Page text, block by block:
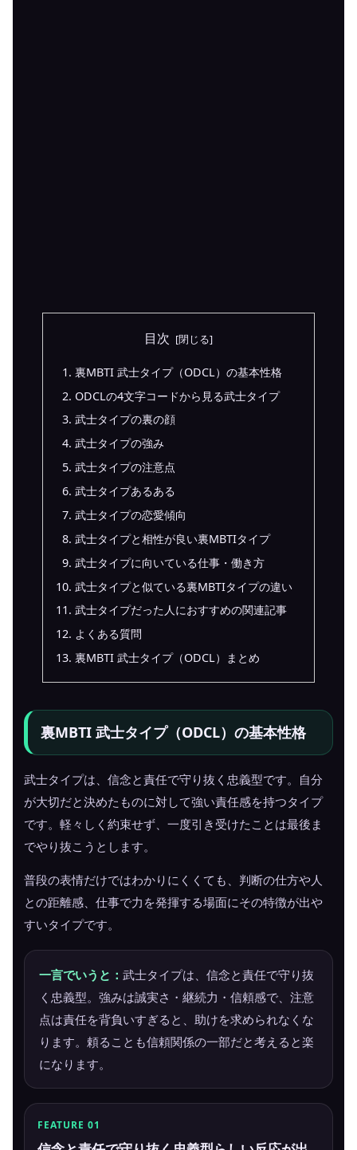
目次
裏MBTI 武士タイプ（ODCL）の基本性格
ODCLの4文字コードから見る武士タイプ
武士タイプの裏の顔
武士タイプの強み
武士タイプの注意点
武士タイプあるある
武士タイプの恋愛傾向
武士タイプと相性が良い裏MBTIタイプ
武士タイプに向いている仕事・働き方
武士タイプと似ている裏MBTIタイプの違い
武士タイプだった人におすすめの関連記事
よくある質問
裏MBTI 武士タイプ（ODCL）まとめ
裏MBTI 武士タイプ（ODCL）の基本性格
武士タイプは、信念と責任で守り抜く忠義型です。自分
が大切だと決めたものに対して強い責任感を持つタイプ
です。軽々しく約束せず、一度引き受けたことは最後ま
でやり抜こうとします。
普段の表情だけではわかりにくくても、判断の仕方や人
との距離感、仕事で力を発揮する場面にその特徴が出や
すいタイプです。
一言でいうと： 武士タイプは、信念と責任で守り抜
く忠義型。強みは誠実さ・継続力・信頼感で、注意
点は責任を背負いすぎると、助けを求められなくな
ります。頼ることも信頼関係の一部だと考えると楽
になります。
FEATURE 01